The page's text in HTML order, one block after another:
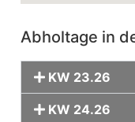
Abholtage in
KW 23.26
KW 24.26